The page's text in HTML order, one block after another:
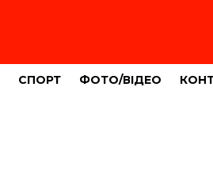
СПОРТ ФОТО/ВІДЕО